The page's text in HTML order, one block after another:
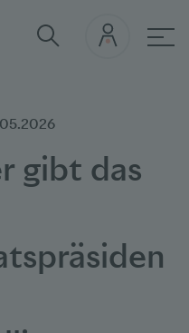
gibt das